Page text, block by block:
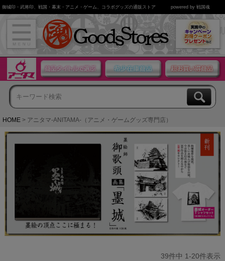
御城印・武将印、戦国・幕末・アニメ・ゲーム、コラボグッズの通販ストア powered by 戦国魂
HOME アニタマ-ANITAMA-（アニメ・ゲームグッズ専門店）
39件中 1-20件表示